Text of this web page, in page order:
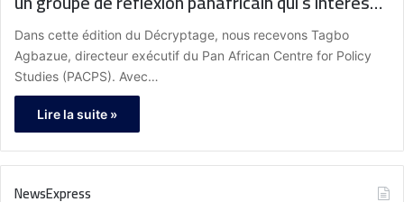
à la prospérité du continent en essayant
d’améliorer la qualité des institutions africaines,
Dans cette édition du Décryptage, nous recevons Tagbo
Agbazue, directeur exécutif du Pan African Centre for Policy
Studies (PACPS). Avec…
Lire la suite »
NewsExpress